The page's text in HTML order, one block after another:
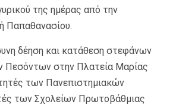
της ημέρας από την
Παπαθανασίου.
δέηση και κατάθεση στεφάνων
Πεσόντων στην Πλατεία Μαρίας
των Πανεπιστημιακών
των Σχολείων Πρωτοβάθμιας